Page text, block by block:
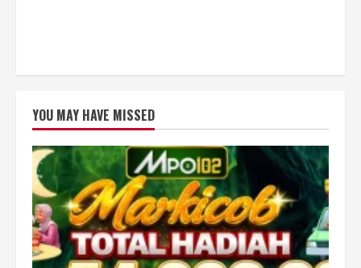
YOU MAY HAVE MISSED